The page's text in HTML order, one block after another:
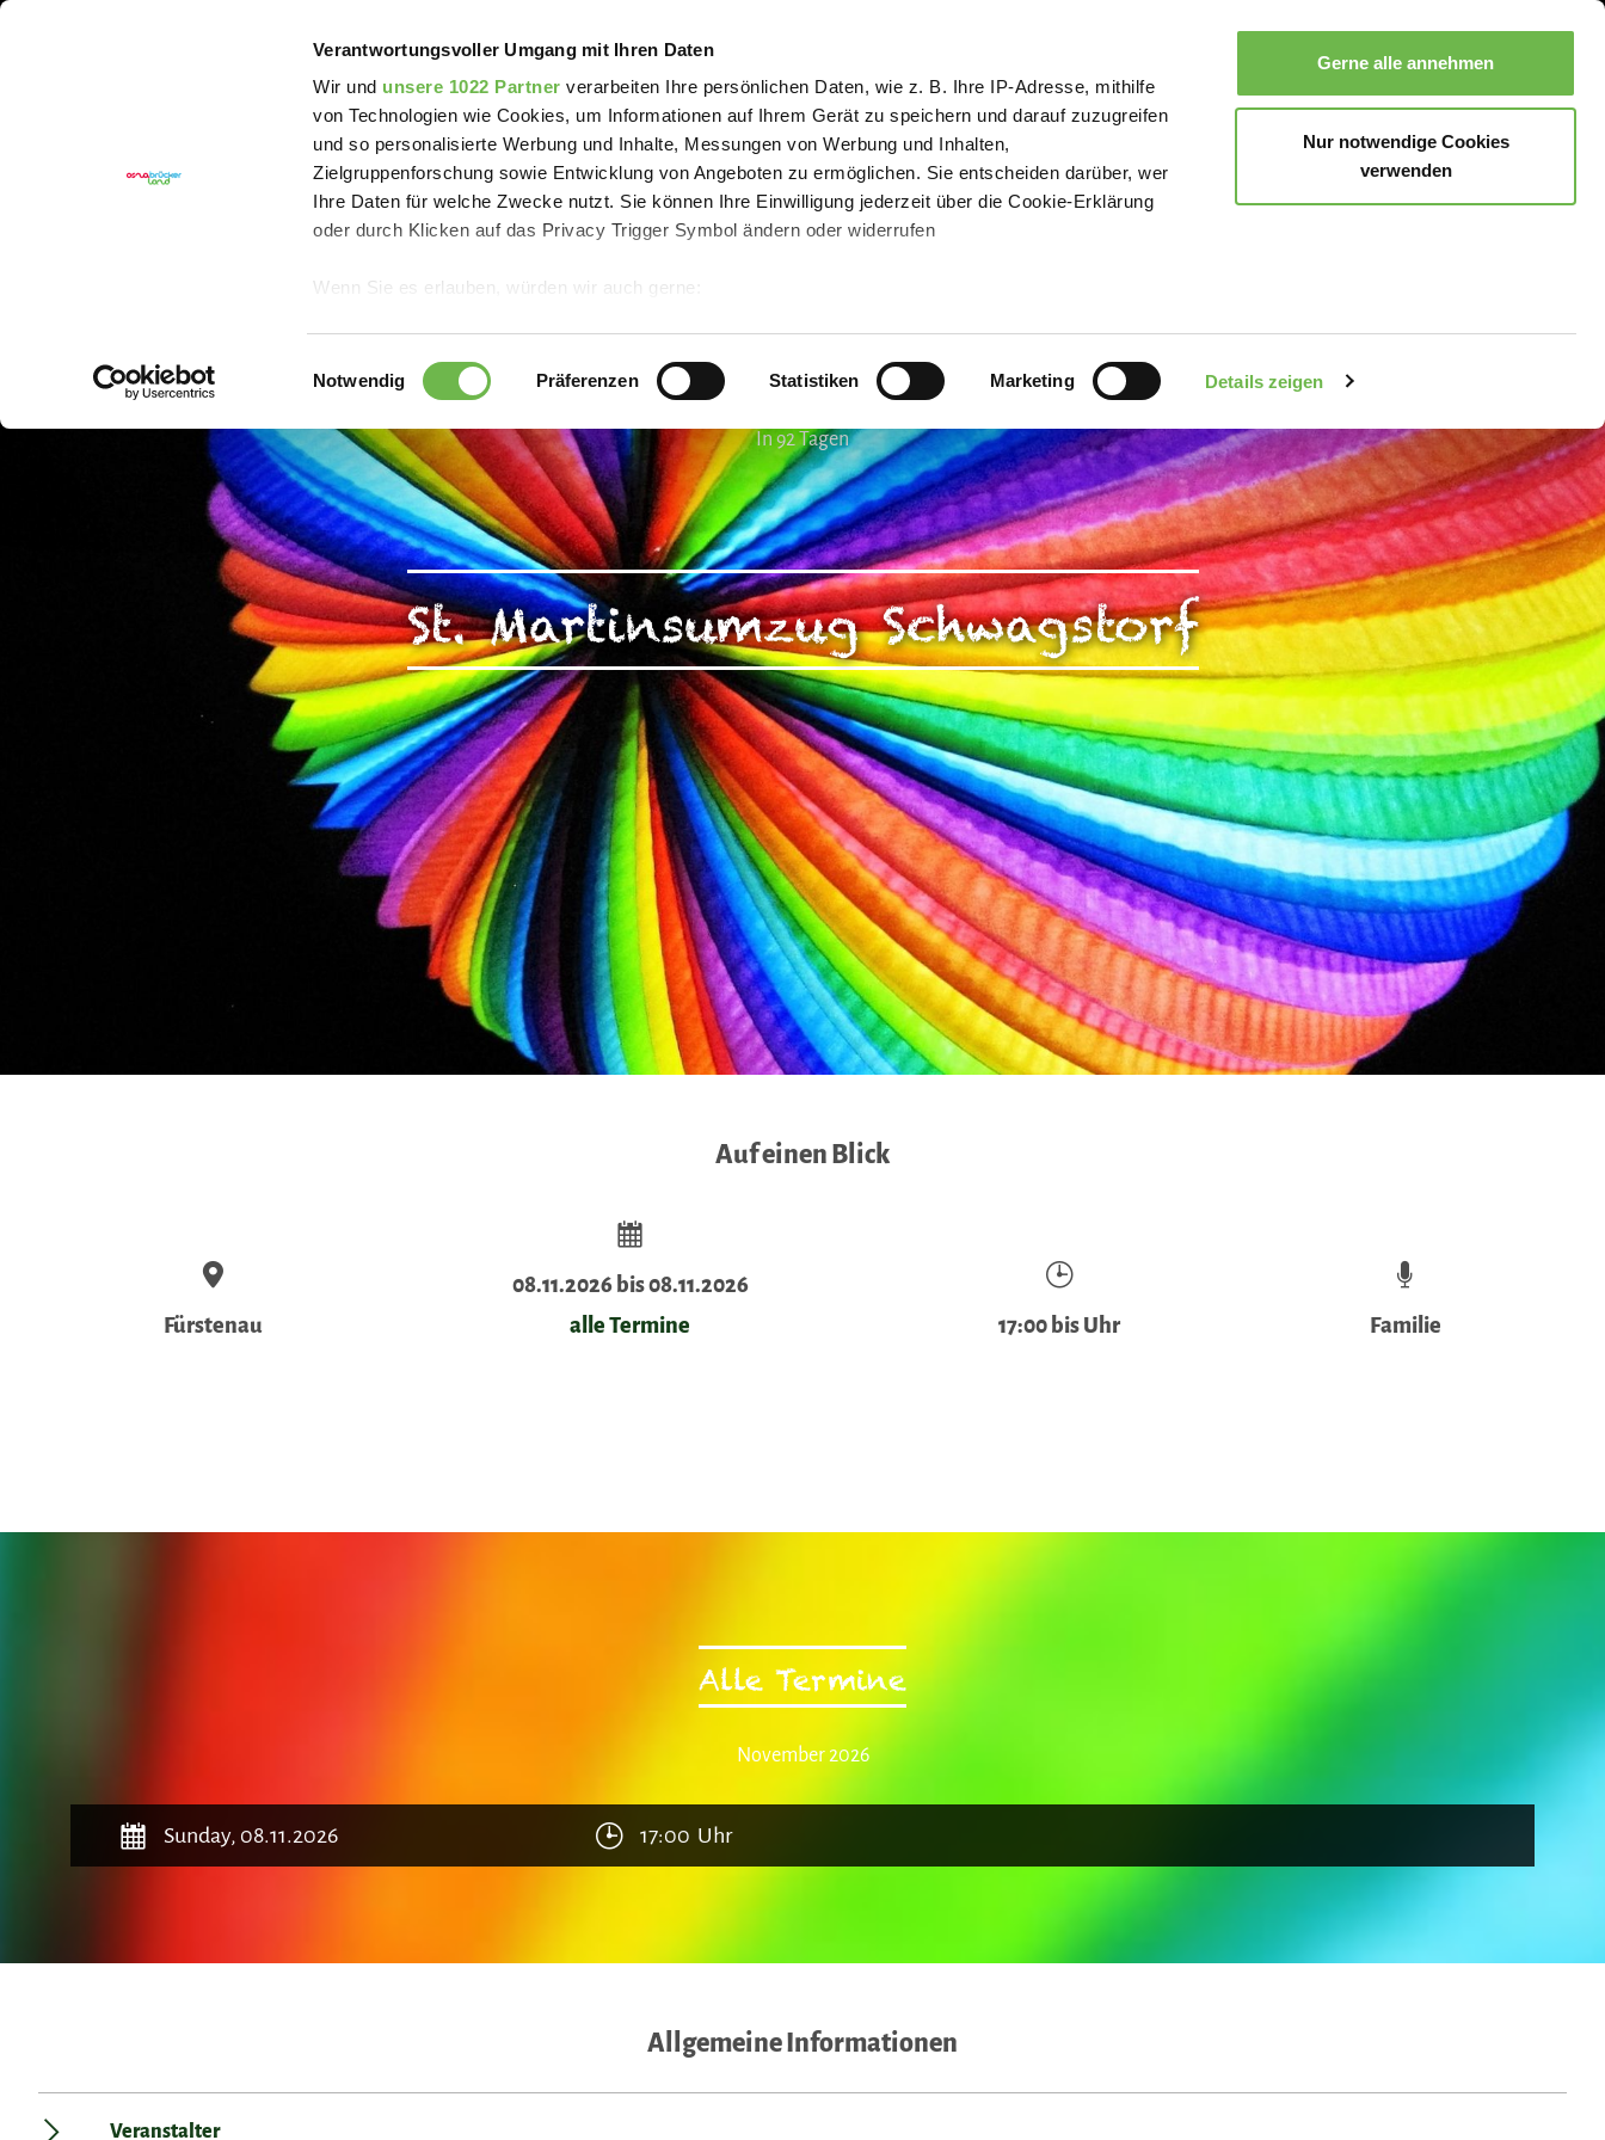
Verantwortungsvoller Umgang mit Ihren Daten
Wir und unsere 1022 Partner verarbeiten Ihre persönlichen Daten, wie z. B. Ihre IP-Adresse, mithilfe
von Technologien wie Cookies, um Informationen auf Ihrem Gerät zu speichern und darauf zuzugreifen
und so personalisierte Werbung und Inhalte, Messungen von Werbung und Inhalten,
Zielgruppenforschung sowie Entwicklung von Angeboten zu ermöglichen. Sie entscheiden darüber, wer
Ihre Daten für welche Zwecke nutzt. Sie können Ihre Einwilligung jederzeit über die Cookie-Erklärung
oder durch Klicken auf das Privacy Trigger Symbol ändern oder widerrufen
Wenn Sie es erlauben, würden wir auch gerne:
Ihr Gerät durch aktives Scannen nach bestimmten Merkmalen (Fingerprinting) identifizieren
Präferenzen imAbschnitt Einzelheiten fest.
Wir verwenden Cookies, um Inhalte und Anzeigen zu personalisieren, Funktionen für soziale Medien
anbieten zu können und die Zugriffe auf unsere Website zu analysieren.Danke, dass Sie uns in
unserer Arbeit unterstützen!
Hinweis auf Verarbeitung Ihrer auf dieser Webseite erhobenen Daten in den USA durch Google
und YouTube:Indem Sie auf "Gerne Alle annehmen" oder Präferenzen, Statistiken oder Marketing
ankreuzen und auf „Auswahl manuell festlegen“ klicken, willigen Sie zugleich gem. Art. 49 Abs. 1 S. 1 lit.
a DSGVO ein, dass Ihre Daten in den USA verarbeitet werden. Die USA werden vom Europäischen
Gerichtshof als ein Land mit einem nach EU-Standards unzureichendem Datenschutzniveau
eingeschätzt. Es besteht insbesondere das Risiko, dass Ihre Daten durch US-Behörden, zu Kontroll-
und zu Überwachungszwecken, möglicherweise auch ohne Rechtsbehelfsmöglichkeiten, verarbeitet
werden können. Wenn Sie auf "Auswahl manuell festlegen" klicken und keine der optionalen Boxen
(Präferenzen, Statistiken oder Marketing ausgewählt haben, findet die vorgehend beschriebene
Übermittlung nicht statt. Weitere Informationen erhalten Sie in unseren Datenschutzhinweisen.
Ausführlich informieren wir Sie darüber gerne hier:Datenschutz |Impressum
Einwilligungsauswahl
Notwendig Präferenzen Statistiken Marketing Details zeigen
Gerne alle annehmen
Nur notwendige Cookies
verwenden
Suche Buchen Menü
In 92 Tagen
St. Martinsumzug Schwagstorf
Auf einen Blick
Fürstenau
08.11.2026 bis 08.11.2026
alle Termine
17:00 bis Uhr Familie
Alle Termine
November 2026
Sunday, 08.11.2026 17:00 Uhr
Allgemeine Informationen
Veranstalter